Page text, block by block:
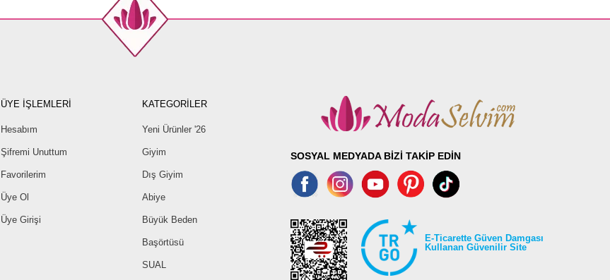
ÜYE İŞLEMLERİ
Hesabım
Şifremi Unuttum
Favorilerim
Üye Ol
Üye Girişi
KATEGORİLER
Yeni Ürünler '26
Giyim
Dış Giyim
Abiye
Büyük Beden
Başörtüsü
SUAL
SOSYAL MEDYADA BİZİ TAKİP EDİN
E-Ticarette Güven Damgası
Kullanan Güvenilir Site